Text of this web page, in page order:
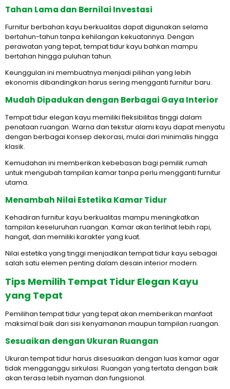
Tahan Lama dan Bernilai Investasi
Furnitur berbahan kayu berkualitas dapat digunakan selama
bertahun-tahun tanpa kehilangan kekuatannya. Dengan
perawatan yang tepat, tempat tidur kayu bahkan mampu
bertahan hingga puluhan tahun.
Keunggulan ini membuatnya menjadi pilihan yang lebih
ekonomis dibandingkan harus sering mengganti furnitur baru.
Mudah Dipadukan dengan Berbagai Gaya Interior
Tempat tidur elegan kayu memiliki fleksibilitas tinggi dalam
penataan ruangan. Warna dan tekstur alami kayu dapat menyatu
dengan berbagai konsep dekorasi, mulai dari minimalis hingga
klasik.
Kemudahan ini memberikan kebebasan bagi pemilik rumah
untuk mengubah tampilan kamar tanpa perlu mengganti furnitur
utama.
Menambah Nilai Estetika Kamar Tidur
Kehadiran furnitur kayu berkualitas mampu meningkatkan
tampilan keseluruhan ruangan. Kamar akan terlihat lebih rapi,
hangat, dan memiliki karakter yang kuat.
Nilai estetika yang tinggi menjadikan tempat tidur kayu sebagai
salah satu elemen penting dalam desain interior modern.
Tips Memilih Tempat Tidur Elegan Kayu
yang Tepat
Pemilihan tempat tidur yang tepat akan memberikan manfaat
maksimal baik dari sisi kenyamanan maupun tampilan ruangan.
Sesuaikan dengan Ukuran Ruangan
Ukuran tempat tidur harus disesuaikan dengan luas kamar agar
tidak mengganggu sirkulasi. Ruangan yang tertata dengan baik
akan terasa lebih nyaman dan fungsional.